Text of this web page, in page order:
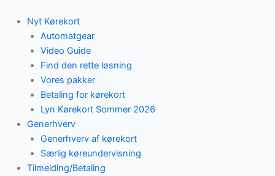
Nyt Kørekort
Automatgear
Video Guide
Find den rette løsning
Vores pakker
Betaling for kørekort
Lyn Kørekort Sommer 2026
Generhverv
Generhverv af kørekort
Særlig køreundervisning
Tilmelding/Betaling